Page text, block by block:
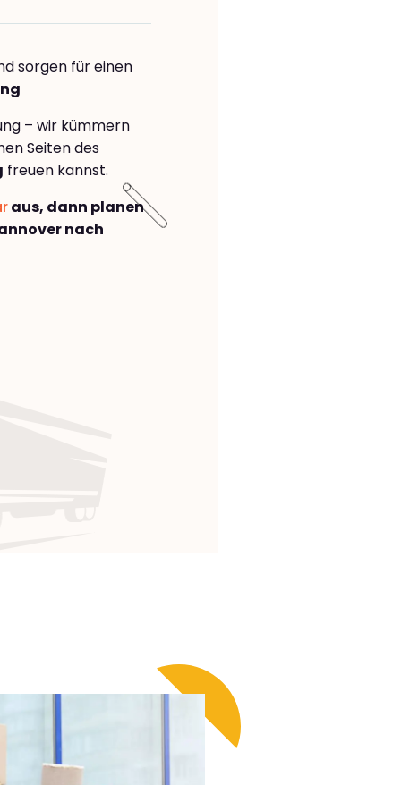
sorgen für einen
– wir kümmern
Seiten des
freuen kannst.
aus, dann planen
nach